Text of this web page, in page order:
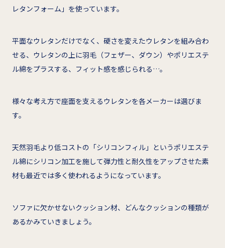
レタンフォーム」を使っています。
平面なウレタンだけでなく、硬さを変えたウレタンを組み合わ
せる、ウレタンの上に羽毛（フェザー、ダウン）やポリエステ
ル綿をプラスする、フィット感を感じられる…。
様々な考え方で座面を支えるウレタンを各メーカーは選びま
す。
天然羽毛より低コストの「シリコンフィル」というポリエステ
ル綿にシリコン加工を施して弾力性と耐久性をアップさせた素
材も最近では多く使われるようになっています。
ソファに欠かせないクッション材、どんなクッションの種類が
あるかみていきましょう。